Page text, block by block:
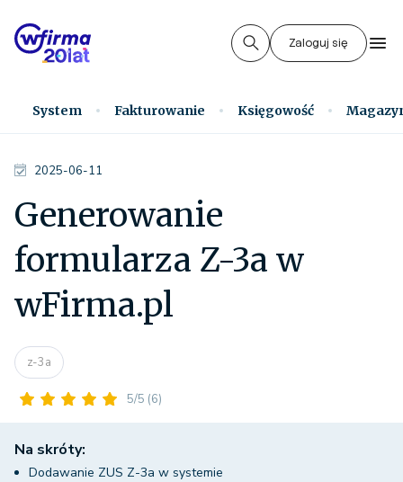
Zaloguj się
System Fakturowanie Księgowość
2025-06-11
Generowanie
formularza Z-3a w
wFirma.pl
z-3a
5/5 (6)
Na skróty:
Dodawanie ZUS Z-3a w systemie